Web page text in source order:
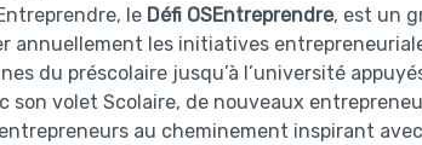
le Défi OSEntreprendre, est un
annuellement les initiatives
du préscolaire jusqu’à l’université
son volet Scolaire, de nouveaux
au cheminement inspirant